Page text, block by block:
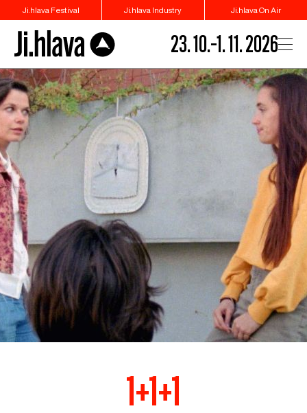
Ji.hlava Festival Ji.hlava Industry Ji.hlava On Air
23. 10.–1. 11. 2026
1+1+1